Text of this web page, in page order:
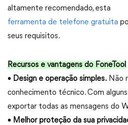
altamente recomendado, esta
ferramenta de telefone gratuita
seus requisitos.
Recursos e vantagens do FoneTool
• Design e operação simples. Não
conhecimento técnico. Com
exportar todas as mensagens do
• Melhor proteção da sua